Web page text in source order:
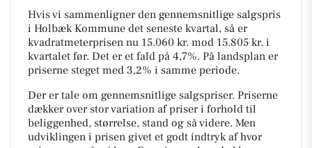
Hvis vi sammenligner den gennemsnitlige salgspris
i Holbæk Kommune det seneste kvartal, så er
kvadratmeterprisen nu 15.060 kr. mod 15.805 kr. i
kvartalet før. Det er et fald på 4,7%. På landsplan er
priserne steget med 3,2% i samme periode.
Der er tale om gennemsnitlige salgspriser. Priserne
dækker over stor variation af priser i forhold til
beliggenhed, størrelse, stand og så videre. Men
udviklingen i prisen givet et godt indtryk af hvor